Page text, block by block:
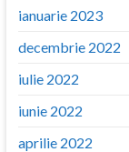
ianuarie 2023
decembrie 2022
iulie 2022
iunie 2022
aprilie 2022